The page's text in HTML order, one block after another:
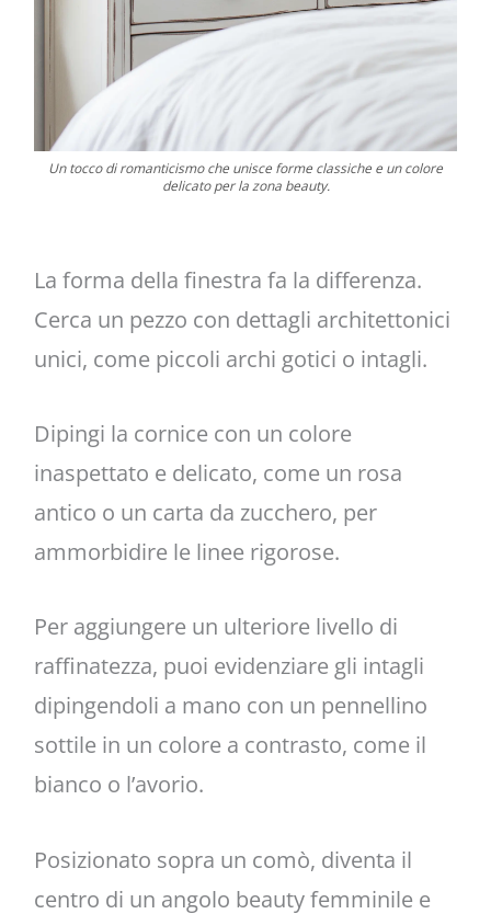
Un tocco di romanticismo che unisce forme classiche e un colore
delicato per la zona beauty.
La forma della finestra fa la differenza.
Cerca un pezzo con dettagli architettonici
unici, come piccoli archi gotici o intagli.
Dipingi la cornice con un colore
inaspettato e delicato, come un rosa
antico o un carta da zucchero, per
ammorbidire le linee rigorose.
Per aggiungere un ulteriore livello di
raffinatezza, puoi evidenziare gli intagli
dipingendoli a mano con un pennellino
sottile in un colore a contrasto, come il
bianco o l’avorio.
Posizionato sopra un comò, diventa il
centro di un angolo beauty femminile e